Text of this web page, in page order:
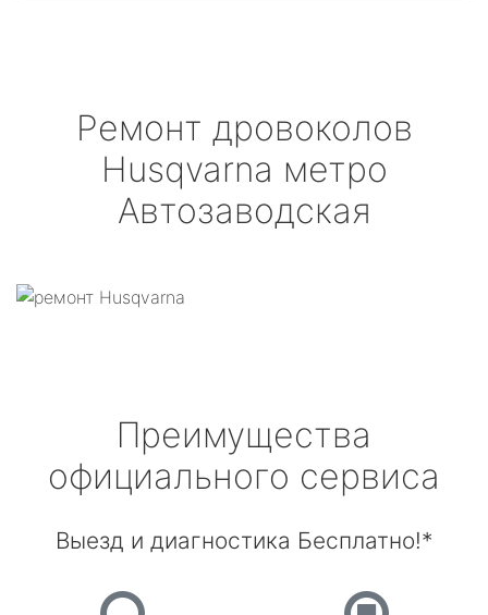
Ремонт дровоколов
Husqvarna метро
Автозаводская
Преимущества
официального сервиса
Выезд и диагностика Бесплатно!*